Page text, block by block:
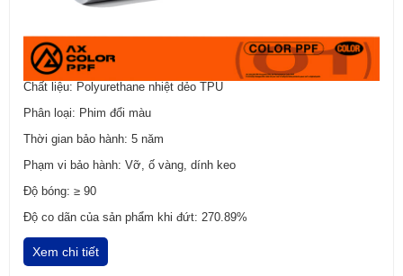
Chất liệu: Polyurethane nhiệt dẻo TPU
Phân loại: Phim đổi màu
Thời gian bảo hành: 5 năm
Phạm vi bảo hành: Vỡ, ố vàng, dính keo
Độ bóng: ≥ 90
Độ co dãn của sản phẩm khi đứt: 270.89%
Xem chi tiết